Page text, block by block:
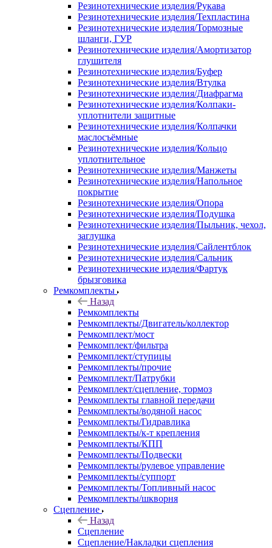
Резинотехнические изделия/Рукава
Резинотехнические изделия/Техпластина
Резинотехнические изделия/Тормозные
шланги, ГУР
Резинотехнические изделия/Амортизатор
глушителя
Резинотехнические изделия/Буфер
Резинотехнические изделия/Втулка
Резинотехнические изделия/Диафрагма
Резинотехнические изделия/Колпаки-
уплотнители защитные
Резинотехнические изделия/Колпачки
маслосъёмные
Резинотехнические изделия/Кольцо
уплотнительное
Резинотехнические изделия/Манжеты
Резинотехнические изделия/Напольное
покрытие
Резинотехнические изделия/Опора
Резинотехнические изделия/Подушка
Резинотехнические изделия/Пыльник, чехол,
заглушка
Резинотехнические изделия/Сайлентблок
Резинотехнические изделия/Сальник
Резинотехнические изделия/Фартук
брызговика
Ремкомплекты
Назад
Ремкомплекты
Ремкомплекты/Двигатель/коллектор
Ремкомплект/мост
Ремкомплект/фильтра
Ремкомплект/ступицы
Ремкомплекты/прочие
Ремкомплект/Патрубки
Ремкомплект/сцепление, тормоз
Ремкомплекты главной передачи
Ремкомплекты/водяной насос
Ремкомплекты/Гидравлика
Ремкомплекты/к-т крепления
Ремкомплекты/КПП
Ремкомплекты/Подвески
Ремкомплекты/рулевое управление
Ремкомплекты/суппорт
Ремкомплекты/Топливный насос
Ремкомплекты/шкворня
Сцепление
Назад
Сцепление
Сцепление/Накладки сцепления